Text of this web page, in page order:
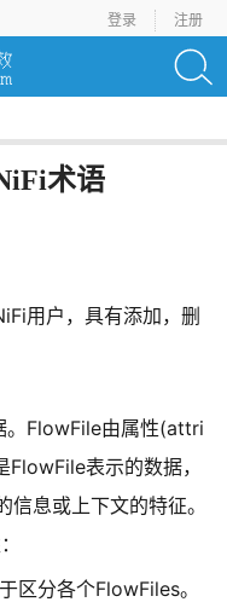
登录 注册
术语
用户，具有添加，删
。FlowFile由属性(attri
表示的数据，
息或上下文的特征。
区分各个FlowFiles。